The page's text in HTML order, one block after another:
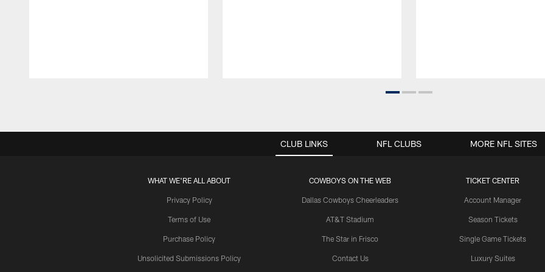
CLUB LINKS
WHAT WE'RE ALL ABOUT
Privacy Policy
Terms of Use
Purchase Policy
Unsolicited Submissions Policy
COWBOYS ON THE WEB
Dallas Cowboys Cheerleaders
AT&T Stadium
The Star in Frisco
Contact Us
TICKET CENTER
Account Manager
Season Tickets
Single Game Tickets
Luxury Suites
NFL CLUBS MORE NFL SITES